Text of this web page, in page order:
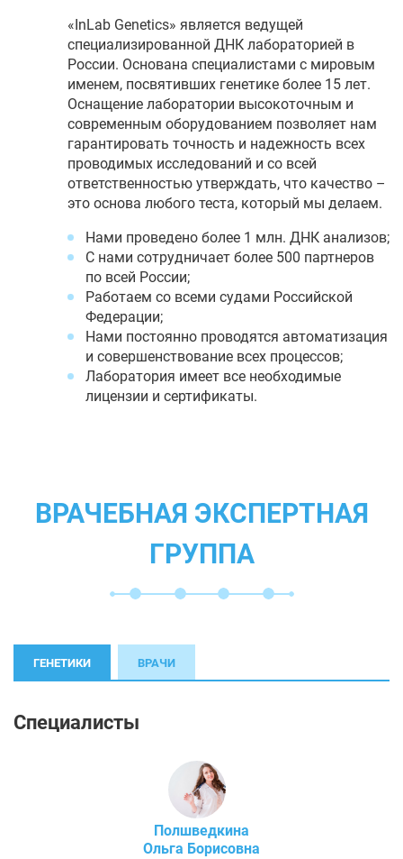
«InLab Genetics» является ведущей
специализированной ДНК лабораторией в
России. Основана специалистами с мировым
именем, посвятивших генетике более 15 лет.
Оснащение лаборатории высокоточным и
современным оборудованием позволяет нам
гарантировать точность и надежность всех
проводимых исследований и со всей
ответственностью утверждать, что качество –
это основа любого теста, который мы делаем.
Нами проведено более 1 млн. ДНК анализов;
С нами сотрудничает более 500 партнеров
по всей России;
Работаем со всеми судами Российской
Федерации;
Нами постоянно проводятся автоматизация
и совершенствование всех процессов;
Лаборатория имеет все необходимые
лицензии и сертификаты.
ВРАЧЕБНАЯ ЭКСПЕРТНАЯ
ГРУППА
ГЕНЕТИКИ ВРАЧИ
Специалисты
Полшведкина
Ольга Борисовна